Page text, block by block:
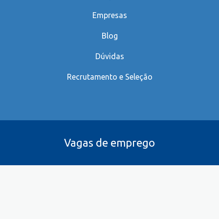
Empresas
Blog
Dúvidas
Recrutamento e Seleção
Vagas de emprego